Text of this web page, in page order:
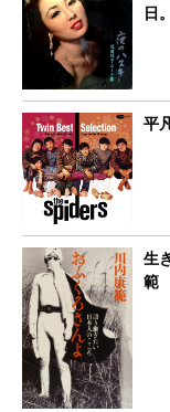
日。
平
生
範